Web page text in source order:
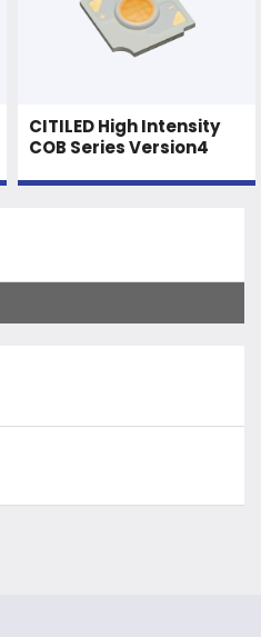
CITILED High Intensity
COB Series Version4